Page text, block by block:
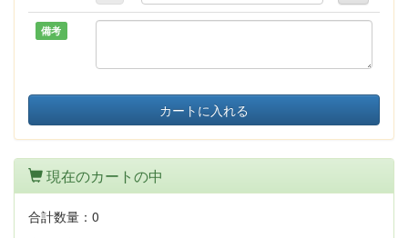
備考
カートに入れる
現在のカートの中
合計数量： 0